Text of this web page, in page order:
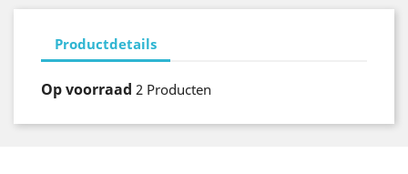
Productdetails
Op voorraad 2 Producten